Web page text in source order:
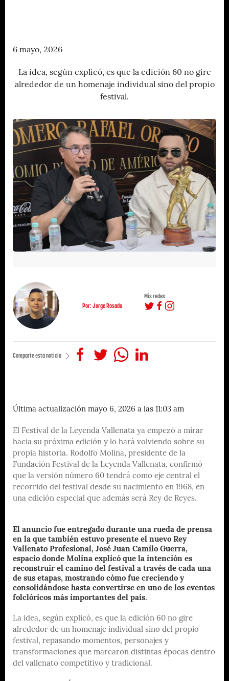
6 mayo, 2026
La idea, según explicó, es que la edición 60 no gire
alrededor de un homenaje individual sino del propio
festival.
Por: Jorge Rosado
Mis redes
Comparte esta noticia
Última actualización mayo 6, 2026 a las 11:03 am
El Festival de la Leyenda Vallenata ya empezó a mirar
hacia su próxima edición y lo hará volviendo sobre su
propia historia. Rodolfo Molina, presidente de la
Fundación Festival de la Leyenda Vallenata, confirmó
que la versión número 60 tendrá como eje central el
recorrido del festival desde su nacimiento en 1968, en
una edición especial que además será Rey de Reyes.
El anuncio fue entregado durante una rueda de prensa
en la que también estuvo presente el nuevo Rey
Vallenato Profesional, José Juan Camilo Guerra,
espacio donde Molina explicó que la intención es
reconstruir el camino del festival a través de cada una
de sus etapas, mostrando cómo fue creciendo y
consolidándose hasta convertirse en uno de los eventos
folclóricos más importantes del país.
La idea, según explicó, es que la edición 60 no gire
alrededor de un homenaje individual sino del propio
festival, repasando momentos, personajes y
transformaciones que marcaron distintas épocas dentro
del vallenato competitivo y tradicional.